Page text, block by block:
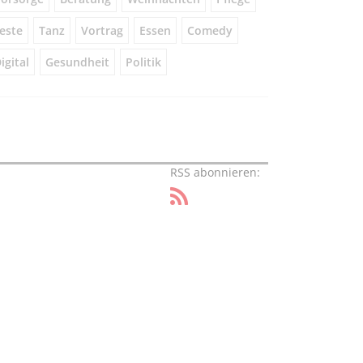
Tanz Vortrag Essen Comedy
Gesundheit Politik
RSS abonnieren: